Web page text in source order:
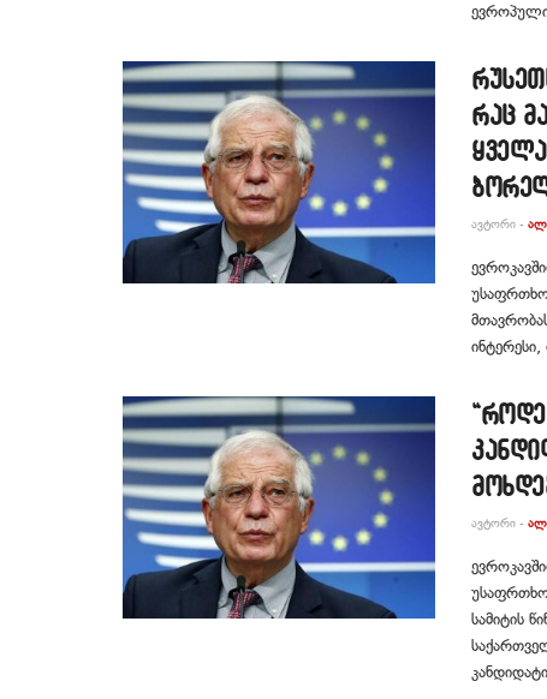
ევროპული
რაც
ᲐᲕᲢᲝᲠᲘ -
ინტერესი,
ᲐᲕᲢᲝᲠᲘ -
სამიტის